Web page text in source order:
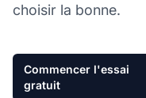
choisir la bonne.
Commencer l'essai
gratuit